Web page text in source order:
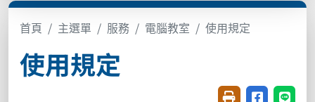
首頁 主選單 服務 電腦教室 使用規定
使用規定
友善列印(開新視
分享至臉書
分享